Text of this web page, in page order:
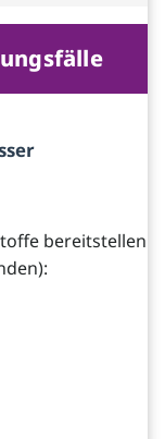
bereitstellen